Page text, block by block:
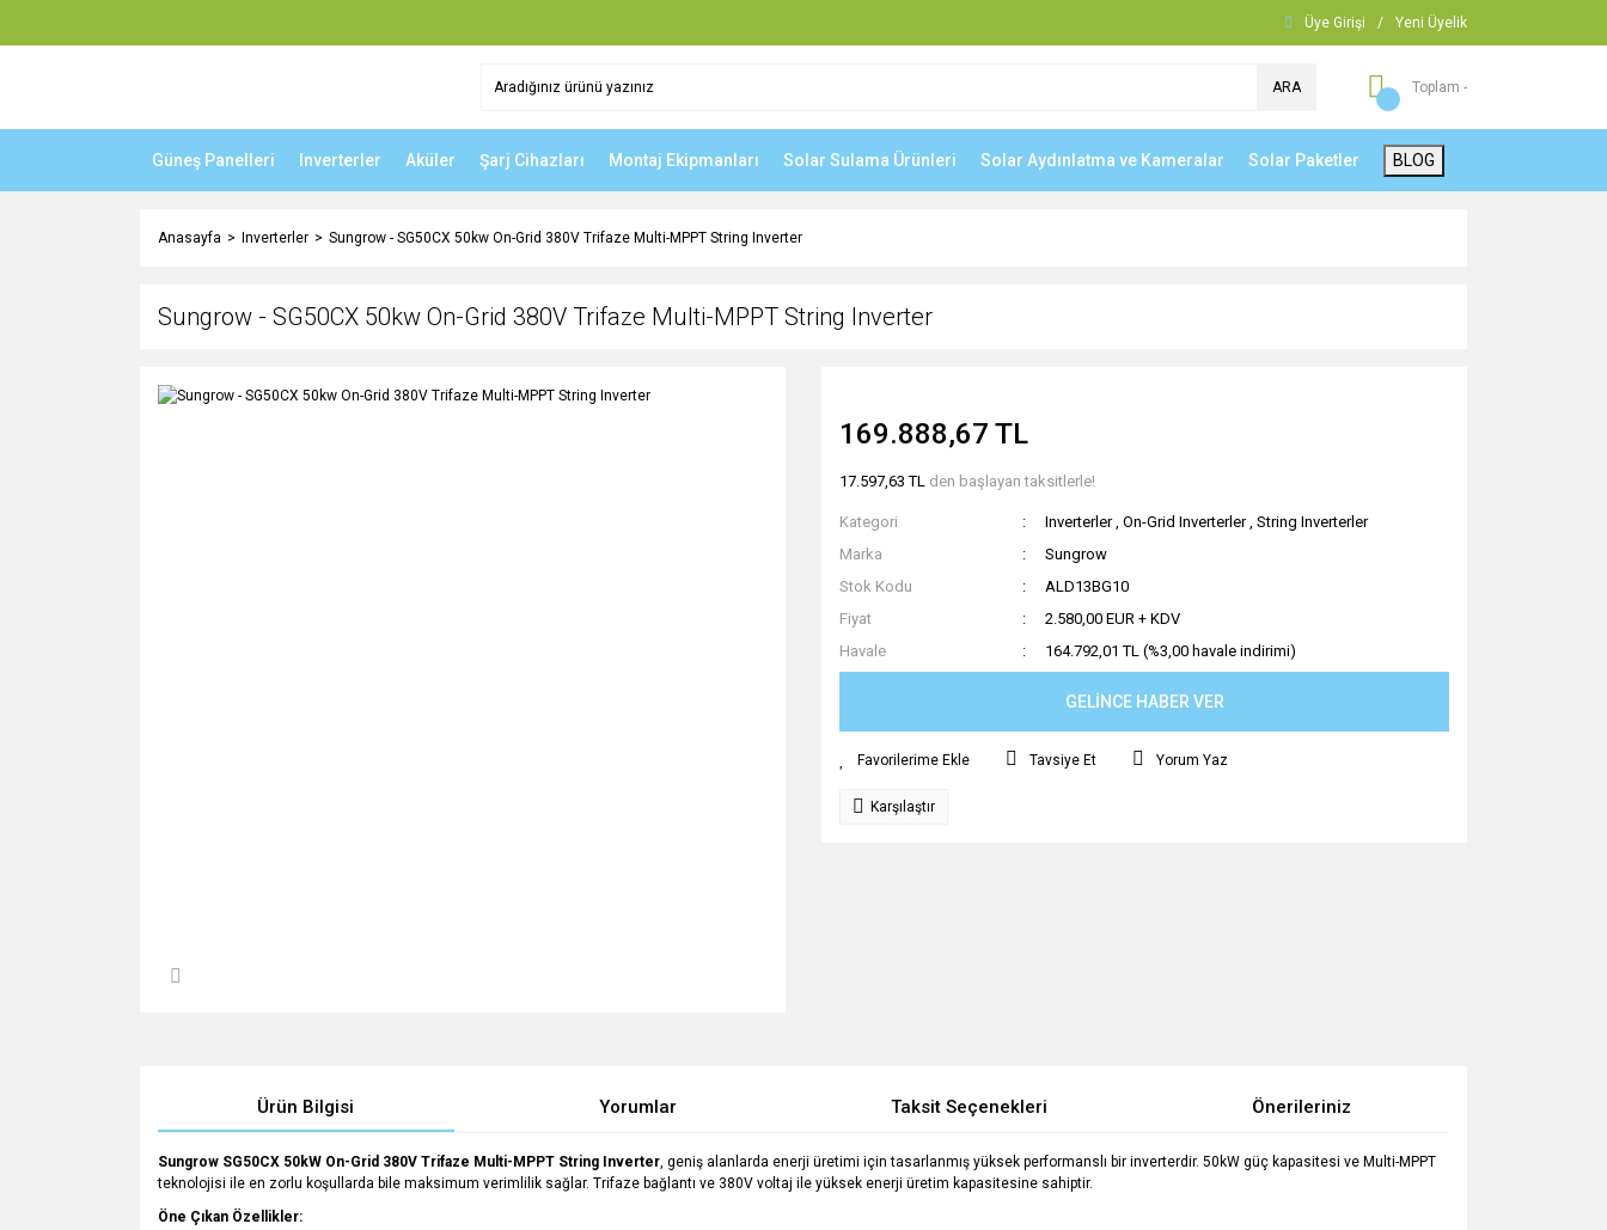
Üye Girişi / Yeni Üyelik
ARA Toplam -
Güneş Panelleri Inverterler Aküler Şarj Cihazları Montaj Ekipmanları Solar Sulama Ürünleri Solar Aydınlatma ve Kameralar Solar Paketler BLOG
Anasayfa Inverterler Sungrow - SG50CX 50kw On-Grid 380V Trifaze Multi-MPPT String Inverter
Sungrow - SG50CX 50kw On-Grid 380V Trifaze Multi-MPPT String Inverter
169.888,67 TL
17.597,63 TL den başlayan taksitlerle!
Kategori Inverterler , On-Grid Inverterler , String Inverterler
Marka
Sungrow
Stok Kodu
ALD13BG10
Fiyat
2.580,00 EUR + KDV
Havale
164.792,01 TL (%3,00 havale indirimi)
GELİNCE HABER VER
Tavsiye Et Yorum Yaz
Karşılaştır
Ürün Bilgisi Yorumlar Taksit Seçenekleri Önerileriniz
Sungrow SG50CX 50kW On-Grid 380V Trifaze Multi-MPPT String Inverter, geniş alanlarda enerji üretimi için tasarlanmış yüksek performanslı bir inverterdir. 50kW güç kapasitesi ve Multi-MPPT
teknolojisi ile en zorlu koşullarda bile maksimum verimlilik sağlar. Trifaze bağlantı ve 380V voltaj ile yüksek enerji üretim kapasitesine sahiptir.
Öne Çıkan Özellikler: